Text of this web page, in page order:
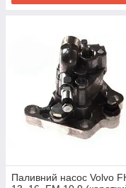
Паливний насос Volvo